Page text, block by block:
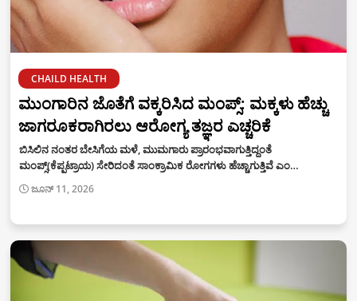
CHAILD HEALTH
ಮುಂಗಾರಿನ ಜೊತೆಗೆ ವಕ್ಕರಿಸಿದ ಮಂಪ್ಸ್: ಮಕ್ಕಳು ಹೆಚ್ಚು
ಜಾಗರೂಕರಾಗಿರಲು ಆರೋಗ್ಯ ತಜ್ಞರ ಎಚ್ಚರಿಕೆ
ಬಿಸಿಲಿನ ನಂತರ ಬೇಸಿಗೆಯ ಮಳೆ, ಮುಮಗಾರು ಪ್ರಾರಂಭವಾಗುತ್ತಿದ್ದಂತೆ
ಮಂಪ್ಸ್(ಕೆಪ್ಪಟ್ರಾಯ) ಸೇರಿದಂತೆ ಸಾಂಕ್ರಾಮಿಕ ರೋಗಗಳು ಹೆಚ್ಚಾಗುತ್ತಿವೆ ಎಂ…
ಜೂನ್ 11, 2026